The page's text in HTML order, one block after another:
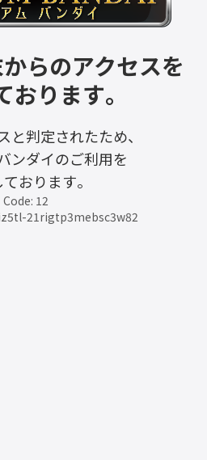
らのアクセスを
おります。
と判定されたため、
ンダイのご利用を
おります。
Code: 12
21rigtp3mebsc3w82